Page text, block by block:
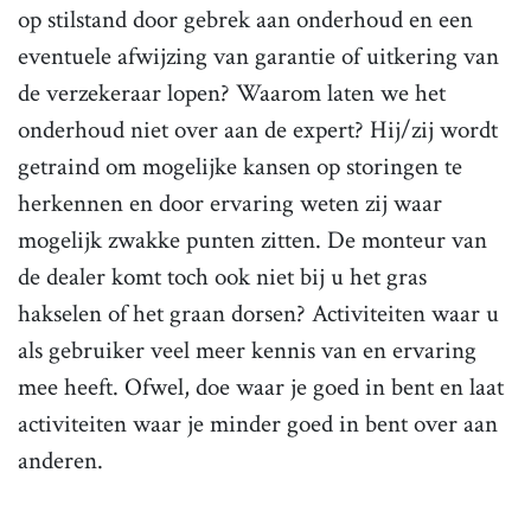
op stilstand door gebrek aan onderhoud en een
eventuele afwijzing van garantie of uitkering van
de verzekeraar lopen? Waarom laten we het
onderhoud niet over aan de expert? Hij/zij wordt
getraind om mogelijke kansen op storingen te
herkennen en door ervaring weten zij waar
mogelijk zwakke punten zitten. De monteur van
de dealer komt toch ook niet bij u het gras
hakselen of het graan dorsen? Activiteiten waar u
als gebruiker veel meer kennis van en ervaring
mee heeft. Ofwel, doe waar je goed in bent en laat
activiteiten waar je minder goed in bent over aan
anderen.